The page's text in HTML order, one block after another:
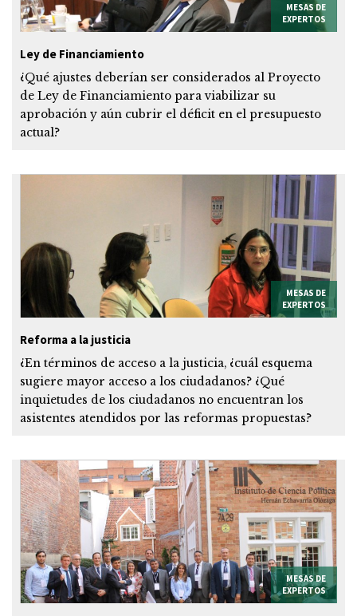
MESAS DE
EXPERTOS
Ley de Financiamiento
¿Qué ajustes deberían ser considerados al Proyecto
de Ley de Financiamiento para viabilizar su
aprobación y aún cubrir el déficit en el presupuesto
actual?
MESAS DE
EXPERTOS
Reforma a la justicia
¿En términos de acceso a la justicia, ¿cuál esquema
sugiere mayor acceso a los ciudadanos? ¿Qué
inquietudes de los ciudadanos no encuentran los
asistentes atendidos por las reformas propuestas?
MESAS DE
EXPERTOS